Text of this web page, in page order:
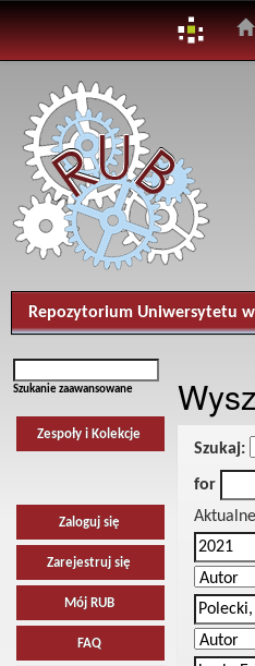
navigation
Repozytorium Uniwersytetu
Szukanie zaawansowane
Zespoły i Kolekcje
Zaloguj się
Zarejestruj się
Mój RUB
FAQ
Szukaj:
for